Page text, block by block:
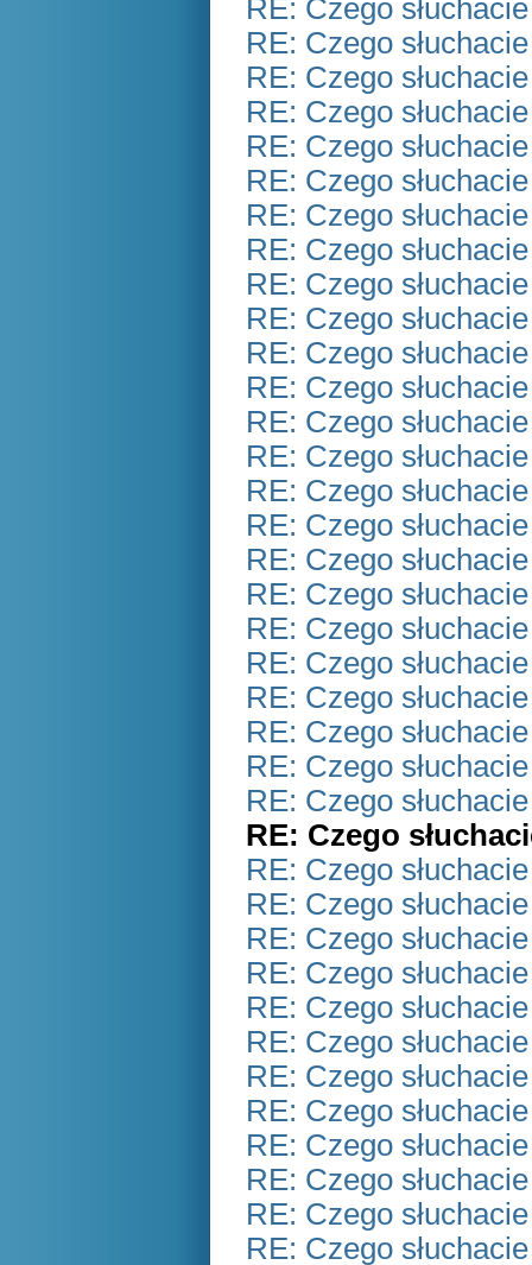
RE: Czego
RE: Czego
RE: Czego
RE: Czego
RE: Czego
RE: Czego
RE: Czego
RE: Czego
RE: Czego
RE: Czego
RE: Czego
RE: Czego
RE: Czego
RE: Czego
RE: Czego
RE: Czego
RE: Czego
RE: Czego
RE: Czego
RE: Czego
RE: Czego
RE: Czego
RE: Czego
RE: Czego
RE: Czego
RE: Czego
RE: Czego
RE: Czego
RE: Czego
RE: Czego
RE: Czego
RE: Czego
RE: Czego
RE: Czego
RE: Czego
RE: Czego
RE: Czego